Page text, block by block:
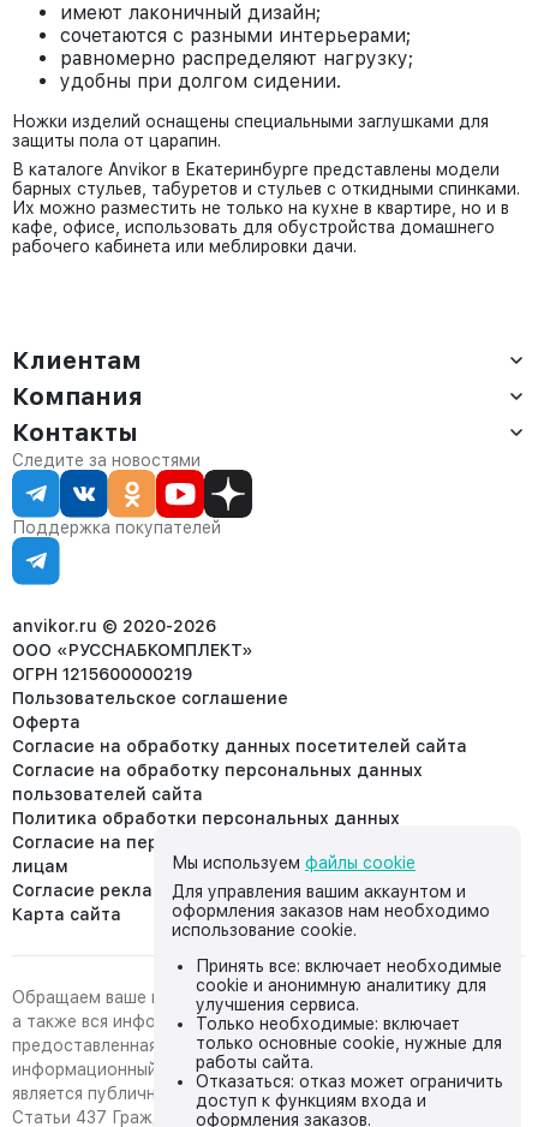
имеют лаконичный дизайн;
сочетаются с разными интерьерами;
равномерно распределяют нагрузку;
удобны при долгом сидении.
Ножки изделий оснащены специальными заглушками для
защиты пола от царапин.
В каталоге Anvikor в Екатеринбурге представлены модели
барных стульев, табуретов и стульев с откидными спинками.
Их можно разместить не только на кухне в квартире, но и в
кафе, офисе, использовать для обустройства домашнего
рабочего кабинета или меблировки дачи.
Клиентам
Доставка
Оплата
Сервис
Статус заказа
Статьи
Компания
О компании
Контакты
Партнёрам
Контакты
Отдел продаж:
8 (800) 234-22-62
corp@anvikor.ru
Ежедневно, с 7:00-19:00 (МСК)
Отдел рекламации:
8 (953) 455-25-61
Следите за новостями
Поддержка покупателей
anvikor.ru © 2020-2026
ООО «РУССНАБКОМПЛЕКТ»
ОГРН 1215600000219
Пользовательское соглашение
Оферта
Согласие на обработку данных посетителей сайта
Согласие на обработку персональных данных
пользователей сайта
Политика обработки персональных данных
Согласие на передачу персональных данных третьим
лицам
Согласие реклама
Карта сайта
Обращаем ваше внимание на то, что данный интернет-сайт,
а также вся информация о товарах и ценах,
предоставленная на нём, носит исключительно
информационный характер и ни при каких условиях не
является публичной офертой, определяемой положениями
Статьи 437 Гражданского кодекса Российской Федерации.
Мы используем файлы cookie
Для управления вашим аккаунтом и
оформления заказов нам необходимо
использование cookie.
Принять все: включает необходимые
cookie и анонимную аналитику для
улучшения сервиса.
Только необходимые: включает
только основные cookie, нужные для
работы сайта.
Отказаться: отказ может ограничить
доступ к функциям входа и
оформления заказов.